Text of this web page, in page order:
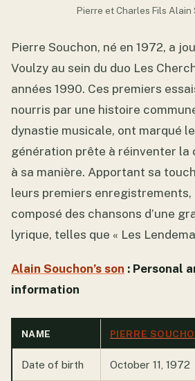
Pierre et Charles Fils Alain
Pierre Souchon, né en 1972, a
Voulzy au sein du duo Les
années 1990. Ces premiers
nourris par une histoire
dynastie musicale, ont marqué le
génération prête à réinventer la
à sa manière. Apportant sa
leurs premiers enregistrements,
composé des chansons d’une
lyrique, telles que « Les
Alain Souchon’s son : Personal
information
NAME PIERRE
Date of birth October 11, 1972